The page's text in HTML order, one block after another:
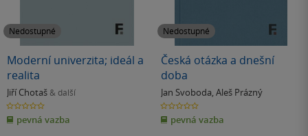
Nedostupné
Moderní univerzita; ideál a
realita
Jiří Chotaš & další
0.0
z
5
hvězdiček
pevná vazba
Nedostupné
Česká otázka a dnešní
doba
Jan Svoboda, Aleš Prázný
0.0
z
5
hvězdiček
pevná vazba